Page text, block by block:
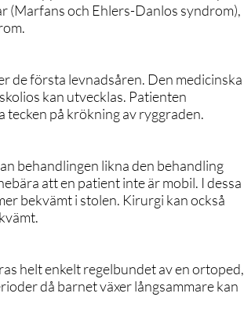
(Marfans och Ehlers-Danlos syndrom),
de första levnadsåren. Den medicinska
kan utvecklas. Patienten
på krökning av ryggraden.
behandlingen likna den behandling
att en patient inte är mobil. I dessa
bekvämt i stolen. Kirurgi kan också
helt enkelt regelbundet av en ortoped,
då barnet växer långsammare kan